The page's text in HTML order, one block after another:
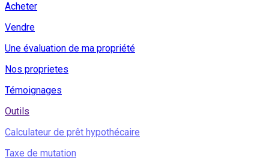
Acheter
Vendre
Une évaluation de ma propriété
Nos proprietes
Témoignages
Outils
Calculateur de prêt hypothécaire
Taxe de mutation